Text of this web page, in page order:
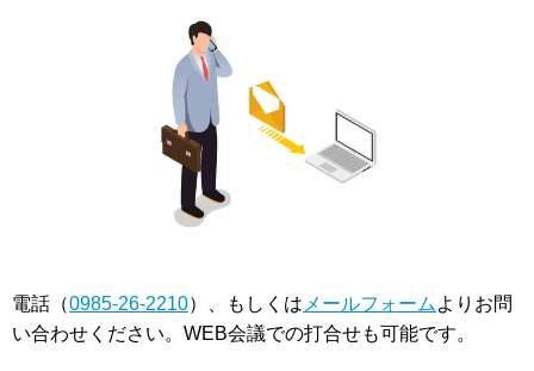
電話（0985-26-2210）、もしくは メールフォーム よりお問
い合わせください。WEB会議での打合せも可能です。